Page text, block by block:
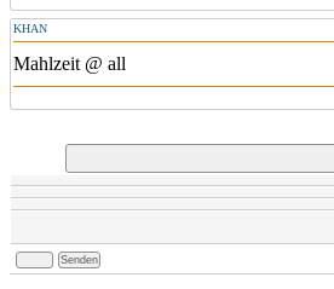
KHAN
Mahlzeit @ all